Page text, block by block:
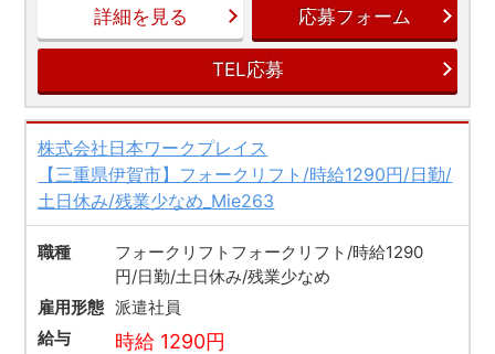
詳細を見る 応募フォーム
TEL応募
株式会社日本ワークプレイス
【三重県伊賀市】フォークリフト/時給1290円/日勤/
土日休み/残業少なめ_Mie263
職種
フォークリフトフォークリフト/時給1290
円/日勤/土日休み/残業少なめ
雇用形態 派遣社員
給与
時給 1290円